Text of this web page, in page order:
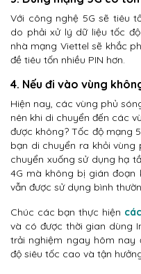
Với công nghệ 5G sẽ tiêu
do phải xử lý dữ liệu tốc
nhà mạng Viettel sẽ khắc
đề tiêu tốn nhiều PIN hơn.
4. Nếu đi vào vùng
Hiện nay, các vùng phủ
nên khi di chuyển đến các
được không? Tốc độ mạng
bạn di chuyển ra khỏi vùng
chuyển xuống sử dụng hạ
4G mà không bị gián
vẫn được sử dụng bình
Chúc các bạn thực hiện
và có được thời gian dùng
trải nghiệm ngay hôm nay
độ siêu tốc cao và tận